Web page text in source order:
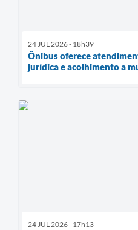
24 JUL 2026 - 18h39
Ônibus oferece
jurídica e acolhimento a
24 JUL 2026 - 17h13